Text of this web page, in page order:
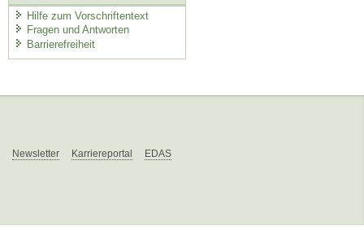
Hilfe zum Vorschriftentext
Fragen und Antworten
Barrierefreiheit
Newsletter Karriereportal EDAS